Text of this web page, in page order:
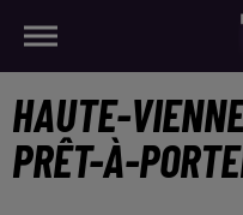
HAUTE-
PRÊT-À-